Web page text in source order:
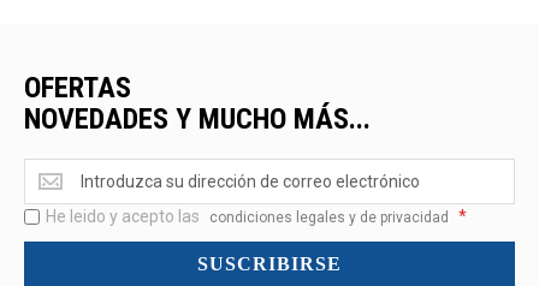
OFERTAS
NOVEDADES Y MUCHO MÁS...
Ofertas
<br>Novedades
y
mucho
He leido y acepto las condiciones legales y de privacidad *
SUSCRIBIRSE